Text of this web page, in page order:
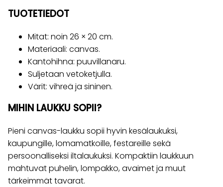
TUOTETIEDOT
Mitat: noin 26 × 20 cm.
Materiaali: canvas.
Kantohihna: puuvillanaru.
Suljetaan vetoketjulla.
Värit: vihreä ja sininen.
MIHIN LAUKKU SOPII?
Pieni canvas-laukku sopii hyvin kesälaukuksi,
kaupungille, lomamatkoille, festareille sekä
persoonalliseksi iltalaukuksi. Kompaktiin laukkuun
mahtuvat puhelin, lompakko, avaimet ja muut
tärkeimmät tavarat.